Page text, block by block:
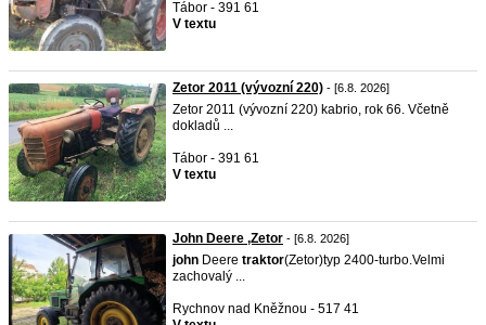
Tábor - 391 61
V textu
Zetor 2011 (vývozní 220) - [6.8. 2026]
Zetor 2011 (vývozní 220) kabrio, rok 66. Včetně
dokladů ...
Tábor - 391 61
V textu
John Deere ,Zetor - [6.8. 2026]
john Deere traktor(Zetor)typ 2400-turbo.Velmi
zachovalý ...
Rychnov nad Kněžnou - 517 41